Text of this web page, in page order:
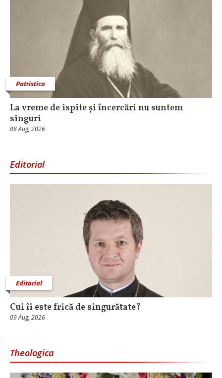
Patristica
La vreme de ispite și încercări nu suntem
singuri
08 Aug, 2026
Editorial
Editorial
Cui îi este frică de singurătate?
09 Aug, 2026
Theologica